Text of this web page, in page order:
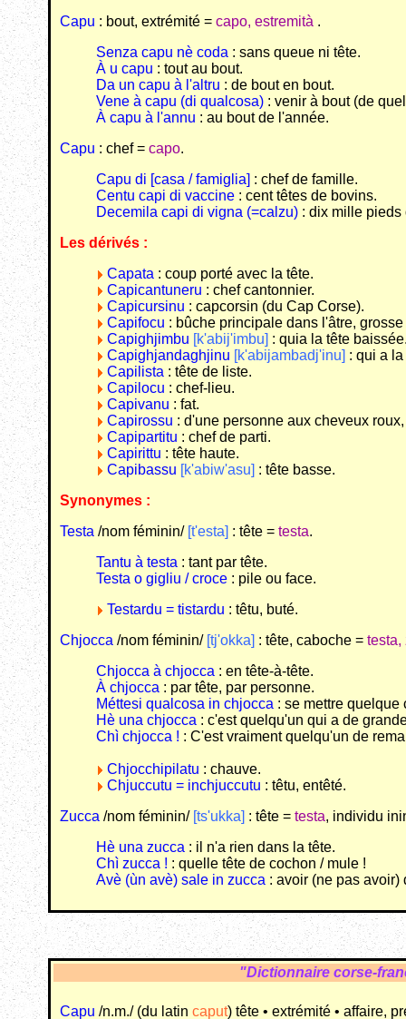
Capu : bout, extrémité = capo, estremità .
Senza capu nè coda : sans queue ni tête.
À u capu : tout au bout.
Da un capu à l'altru : de bout en bout.
Vene à capu (di qualcosa) : venir à bout (de
À capu à l'annu : au bout de l'année.
Capu : chef = capo.
Capu di [casa / famiglia] : chef de famille.
Centu capi di vaccine : cent têtes de bovins.
Decemila capi di vigna (=calzu) : dix mille pieds
Les dérivés :
Capata : coup porté avec la tête.
Capicantuneru : chef cantonnier.
Capicursinu : capcorsin (du Cap Corse).
Capifocu : bûche principale dans l'âtre,
Capighjimbu [k'abij'imbu] : quia la tête
Capighjandaghjinu [k'abijambadj'inu] : qui a
Capilista : tête de liste.
Capilocu : chef-lieu.
Capivanu : fat.
Capirossu : d'une personne aux cheveux
Capipartitu : chef de parti.
Capirittu : tête haute.
Capibassu [k'abiw'asu] : tête basse.
Synonymes :
Testa /nom féminin/ [t'esta] : tête = testa.
Tantu à testa : tant par tête.
Testa o gigliu / croce : pile ou face.
Testardu = tistardu : têtu, buté.
Chjocca /nom féminin/ [tj'okka] : tête, caboche = testa,
Chjocca à chjocca : en tête-à-tête.
À chjocca : par tête, par personne.
Méttesi qualcosa in chjocca : se mettre quelque
Hè una chjocca : c'est quelqu'un qui a de
Chì chjocca ! : C'est vraiment quelqu'un de
Chjocchipilatu : chauve.
Chjuccutu = inchjuccutu : têtu, entêté.
Zucca /nom féminin/ [ts'ukka] : tête = testa, individu
Hè una zucca : il n'a rien dans la tête.
Chì zucca ! : quelle tête de cochon / mule !
Avè (ùn avè) sale in zucca : avoir (ne pas avoir)
"Dictionnaire corse-
Capu /n.m./ (du latin caput) tête • extrémité • affaire,